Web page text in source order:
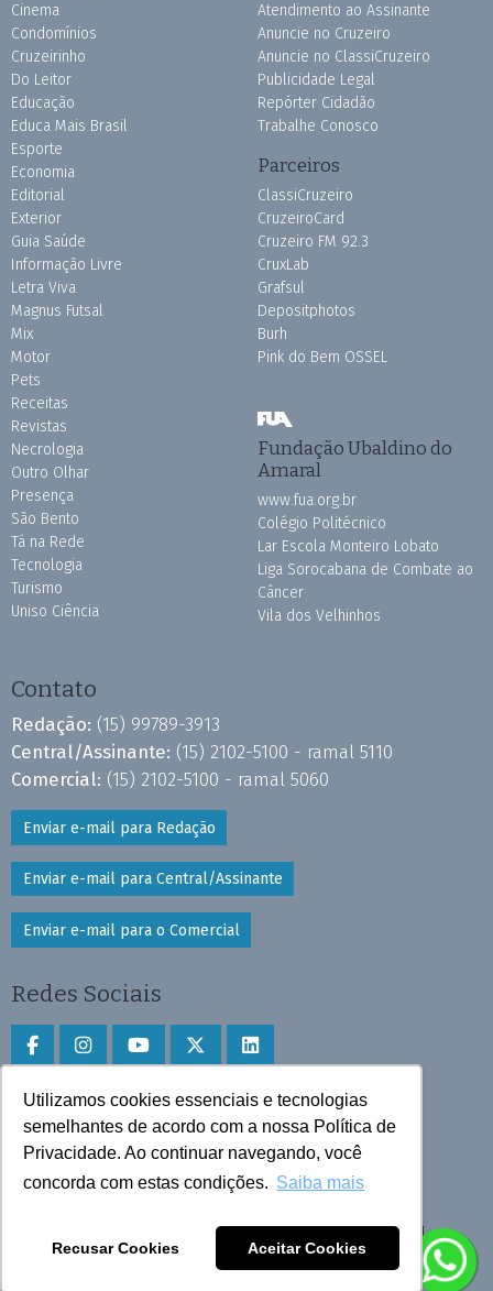
Utilizamos cookies essenciais e tecnologias
semelhantes de acordo com a nossa Política de
Privacidade. Ao continuar navegando, você
concorda com estas condições. Saiba mais
Recusar Cookies Aceitar Cookies
Cinema
Condomínios
Cruzeirinho
Do Leitor
Educação
Educa Mais Brasil
Esporte
Economia
Editorial
Exterior
Guia Saúde
Informação Livre
Letra Viva
Magnus Futsal
Mix
Motor
Pets
Receitas
Revistas
Necrologia
Outro Olhar
Presença
São Bento
Tá na Rede
Tecnologia
Turismo
Uniso Ciência
Atendimento ao Assinante
Anuncie no Cruzeiro
Anuncie no ClassiCruzeiro
Publicidade Legal
Repórter Cidadão
Trabalhe Conosco
Parceiros
ClassiCruzeiro
CruzeiroCard
Cruzeiro FM 92.3
CruxLab
Grafsul
Depositphotos
Burh
Pink do Bem OSSEL
Fundação Ubaldino do
Amaral
www.fua.org.br
Colégio Politécnico
Lar Escola Monteiro Lobato
Liga Sorocabana de Combate ao
Câncer
Vila dos Velhinhos
Contato
Redação: (15) 99789-3913
Central/Assinante: (15) 2102-5100 - ramal 5110
Comercial: (15) 2102-5100 - ramal 5060
Enviar e-mail para Redação
Enviar e-mail para Central/Assinante
Enviar e-mail para o Comercial
Redes Sociais
Faça download do aplicativo
Play Store e App Store
Todos os direitos reservados © 2025 Cruzeiro do Sul